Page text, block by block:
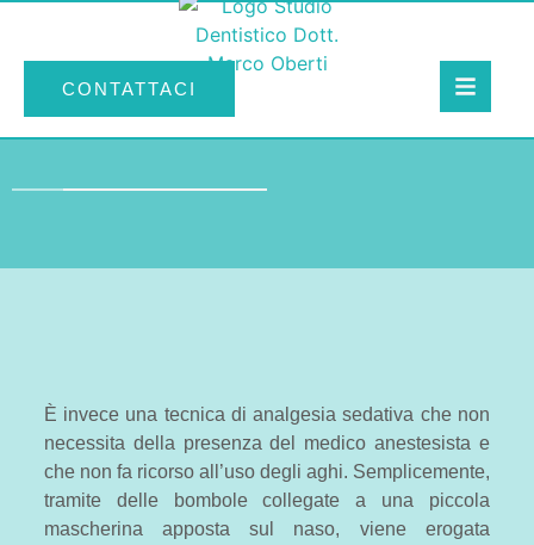
CONTATTACI
È invece una tecnica di analgesia sedativa che non
necessita della presenza del medico anestesista e
che non fa ricorso all’uso degli aghi. Semplicemente,
tramite delle bombole collegate a una piccola
mascherina apposta sul naso, viene erogata